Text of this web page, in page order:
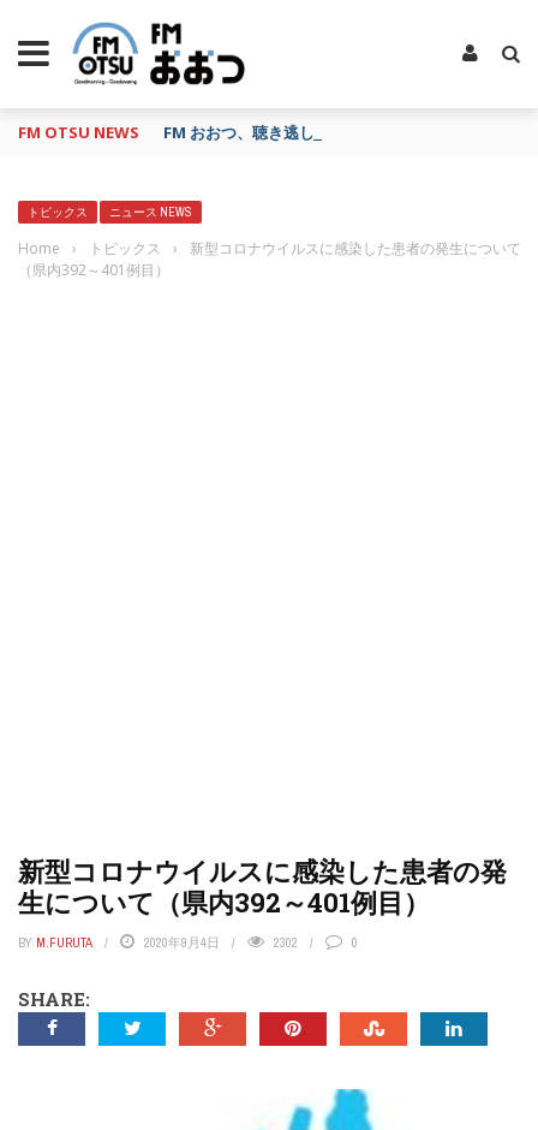
FM OTSU NEWS FM おおつ、聴き逃し番組配信サービス「shelfs」
トピックス ニュース NEWS
Home › トピックス ›
新型コロナウイルスに感染した患者の発生について
（県内392～401例目）
新型コロナウイルスに感染した患者の発
生について（県内392～401例目）
BY M.FURUTA 2020年9月4日 2302 0
SHARE: